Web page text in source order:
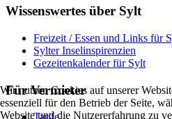
Wissenswertes über Sylt
Freizeit / Essen und Links für
Sylter Inselinspirenzien
Gezeitenkalender für Sylt
Für Vermieter
Wir nutzen Cookies auf unserer
essenziell für den Betrieb der Seite,
Website und die Nutzererfahrung zu